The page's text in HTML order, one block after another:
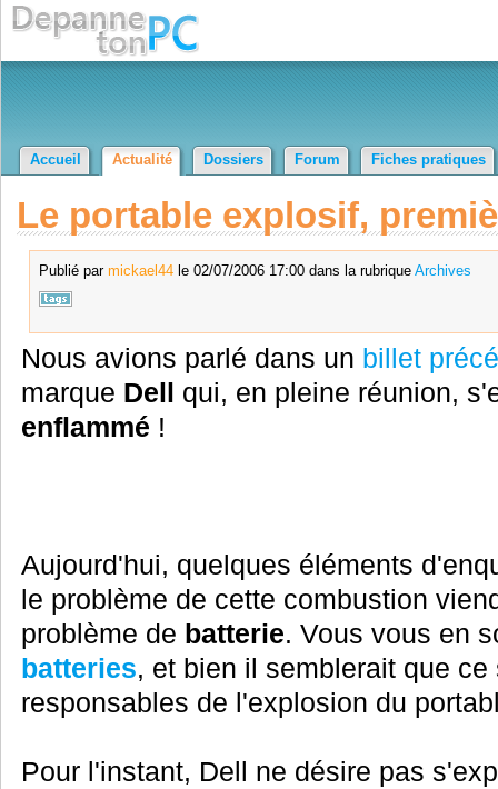
Accueil Actualité Dossiers Forum Fiches pratiques
Le portable explosif,
Publié par mickael44le 02/07/2006 17:00 dans la rubrique Archives
Nous avions parlé dans un billet
marque Dell qui, en pleine réunion,
enflammé !
Aujourd'hui, quelques éléments
le problème de cette combustion
problème de batterie. Vous vous en
batteries, et bien il semblerait que
responsables de l'explosion du
Pour l'instant, Dell ne désire pas